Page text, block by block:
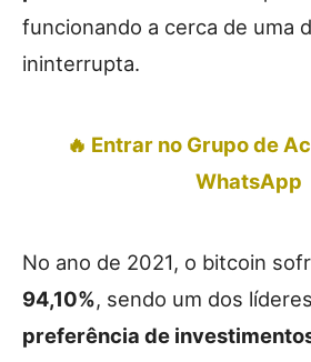
funcionando a cerca de uma
ininterrupta.
🔥 Entrar no Grupo de
WhatsApp
No ano de 2021, o bitcoin
94,10%, sendo um dos
preferência de